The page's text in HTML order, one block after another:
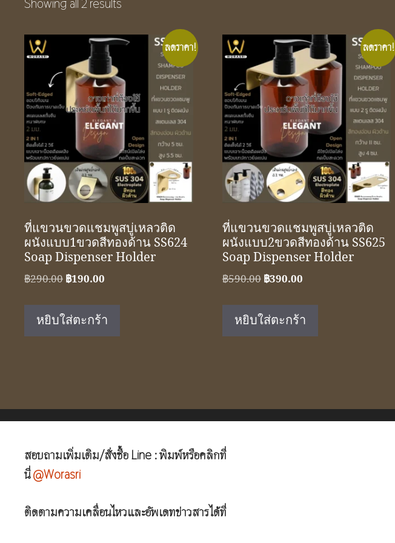
Showing all 2 results
ลดราคา!
ที่แขวนขวดแชมพูสบู่เหลวติด
ผนังแบบ1ขวดสีทองด้าน SS624
Soap Dispenser Holder
฿290.00 Original
was:
฿290.00.
฿190.00
฿190.00.
หยิบใส่ตะกร้า
ลดราคา!
ที่แขวนขวดแชมพูสบู่เหลวติด
ผนังแบบ2ขวดสีทองด้าน SS625
Soap Dispenser Holder
฿590.00 Original
was:
฿590.00.
฿390.00Current
฿390.00.
หยิบใส่ตะกร้า
สอบถามเพิ่มเติม/สั่งซื้อ Line : พิมพ์หรือคลิกที่
นี่@Worasri
ติดตามความเคลื่อนไหวและอัพเดทข่าวสารได้ที่